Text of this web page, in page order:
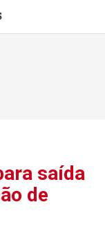
saída
de